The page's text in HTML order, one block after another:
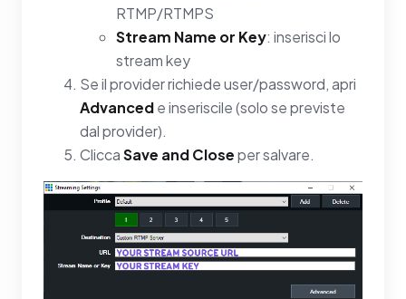
RTMP/RTMPS
Stream Name or Key: inserisci lo
stream key
Se il provider richiede user/password, apri
Advancede inseriscile (solo se previste
dal provider).
CliccaSave and Closeper salvare.